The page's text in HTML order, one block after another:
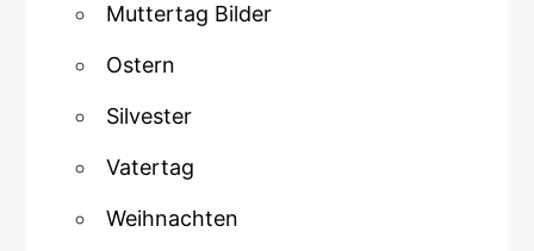
Muttertag Bilder
Ostern
Silvester
Vatertag
Weihnachten